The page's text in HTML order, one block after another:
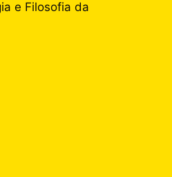
e Filosofia da